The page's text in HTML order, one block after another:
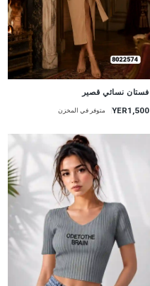
فستان نسائي قصير
YER1,500 متوفر في المخزن